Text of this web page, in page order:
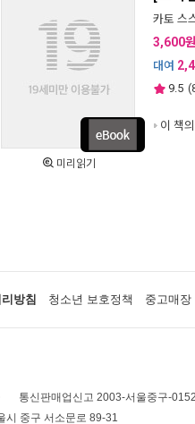
미리읽기
카토 스
3,600원
대여
9.5 (
이 책
방침 청소년 보호정책 중고매장
통신판매업신고 2003-서울중구-
시 중구 서소문로 89-31